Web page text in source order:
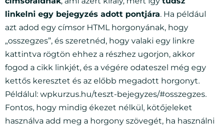
linkelni egy bejegyzés adott pontjára. Ha például
azt adod egy címsor HTML horgonyának, hogy
„osszegzes”, és szeretnéd, hogy valaki egy linkre
kattintva rögtön ehhez a részhez ugorjon, akkor
fogod a cikk linkjét, és a végére odateszel még egy
kettős keresztet és az előbb megadott horgonyt.
Példálul: wpkurzus.hu/teszt-bejegyzes/#osszegzes.
Fontos, hogy mindig ékezet nélkül, kötőjeleket
használva add meg a horgony szövegét, ha használni